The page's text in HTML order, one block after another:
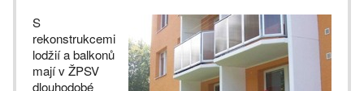
S
rekonstrukcemi
lodžií a balkonů
mají v ŽPSV
dlouhodobé